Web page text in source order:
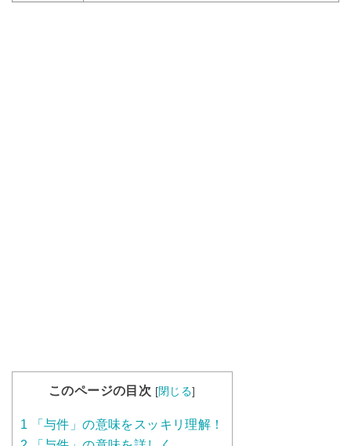
このページの目次 [閉じる]
1 「与件」の意味をスッキリ理解！